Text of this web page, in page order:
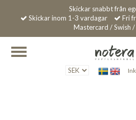
Skickar snabbt från
Skickar inom 1-3 vardagar
Fri
Mastercard / Swish /